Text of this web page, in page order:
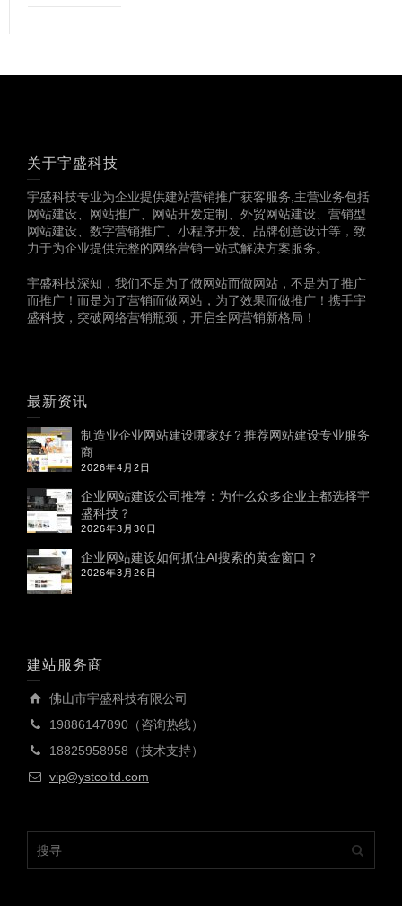
关于宇盛科技
宇盛科技专业为企业提供建站营销推广获客服务,主营业务包括
网站建设、网站推广、网站开发定制、外贸网站建设、营销型
网站建设、数字营销推广、小程序开发、品牌创意设计等，致
力于为企业提供完整的网络营销一站式解决方案服务。
宇盛科技深知，我们不是为了做网站而做网站，不是为了推广
而推广！而是为了营销而做网站，为了效果而做推广！携手宇
盛科技，突破网络营销瓶颈，开启全网营销新格局！
最新资讯
制造业企业网站建设哪家好？推荐网站建设专业服务
商
2026年4月2日
企业网站建设公司推荐：为什么众多企业主都选择宇
盛科技？
2026年3月30日
企业网站建设如何抓住AI搜索的黄金窗口？
2026年3月26日
建站服务商
佛山市宇盛科技有限公司
19886147890（咨询热线）
18825958958（技术支持）
vip@ystcoltd.com